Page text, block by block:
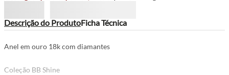
Descrição do ProdutoFicha Técnica
Anel em ouro 18k com diamantes
Coleção BB Shine